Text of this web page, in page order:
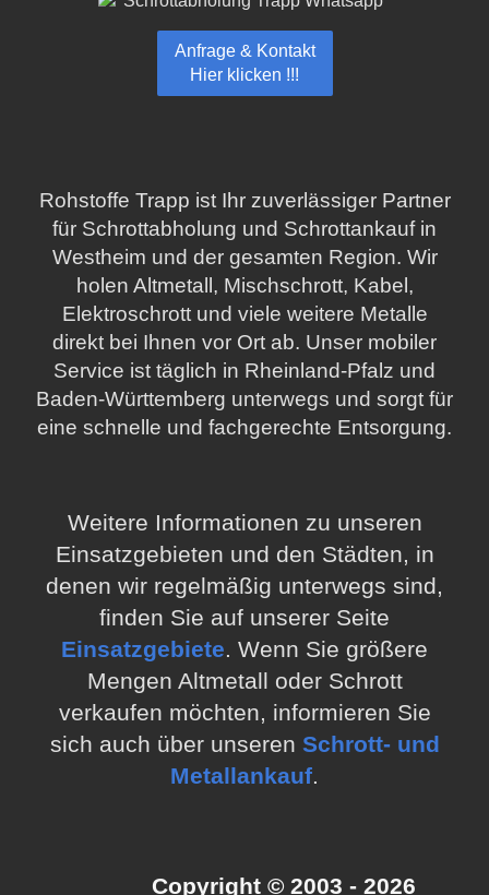
Anfrage & Kontakt
Hier klicken !!!
Rohstoffe Trapp ist Ihr zuverlässiger Partner
für Schrottabholung und Schrottankauf in
Westheim und der gesamten Region. Wir
holen Altmetall, Mischschrott, Kabel,
Elektroschrott und viele weitere Metalle
direkt bei Ihnen vor Ort ab. Unser mobiler
Service ist täglich in Rheinland-Pfalz und
Baden-Württemberg unterwegs und sorgt für
eine schnelle und fachgerechte Entsorgung.
Weitere Informationen zu unseren
Einsatzgebieten und den Städten, in
denen wir regelmäßig unterwegs sind,
finden Sie auf unserer Seite
Einsatzgebiete. Wenn Sie größere
Mengen Altmetall oder Schrott
verkaufen möchten, informieren Sie
sich auch über unseren Schrott- und
Metallankauf.
Copyright © 2003 - 2026